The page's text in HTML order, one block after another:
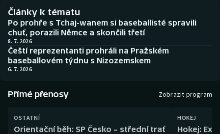
Basketbal
Biatlon
Boby a skeleton
Box
Curling
Historické návraty
Aplikace ČT sport
AZ kvíz
Články k tématu
Po prohře s Tchaj-wanem si baseballisté spravili
chuť, porazili Němce a skončili třetí
8. 7. 2026
Čeští reprezentanti prohráli na Pražském
baseballovém týdnu s Nizozemskem
6. 7. 2026
Přímé přenosy Zobrazit program
OSTATNÍ
Orientační běh: SP Česko – střední trať
HOKEJ
Hokej: